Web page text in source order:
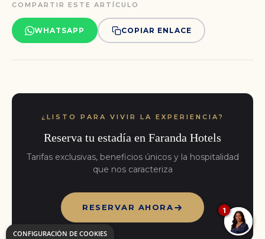
COMPARTIR ESTE ARTÍCULO
WHATSAPP COPIAR ENLACE
¿LISTO PARA VIVIR LA EXPERIENCIA?
Reserva tu estadía en Faranda Hotels
Tarifas exclusivas, beneficios únicos y la hospitalidad
que nos caracteriza
RESERVAR AHORA 1
CONFIGURACIÓN DE COOKIES